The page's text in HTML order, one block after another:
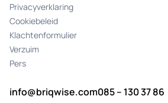
Privacyverklaring
Cookiebeleid
Klachtenformulier
Verzuim
Pers
info@briqwise.com085 – 130 37 86